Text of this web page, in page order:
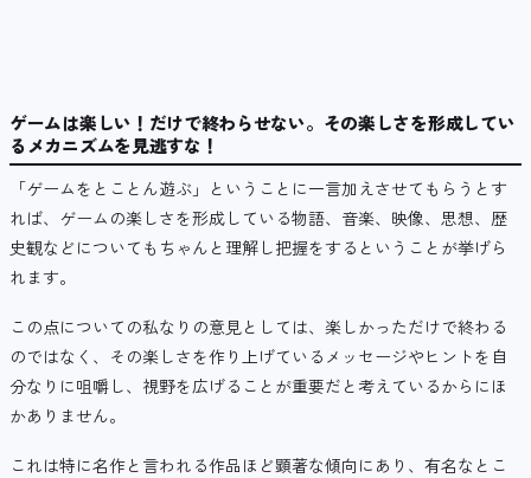
ゲームは楽しい！だけで終わらせない。その楽しさを形成してい
るメカニズムを見逃すな！
「ゲームをとことん遊ぶ」ということに一言加えさせてもらうとす
れば、ゲームの楽しさを形成している物語、音楽、映像、思想、歴
史観などについてもちゃんと理解し把握をするということが挙げら
れます。
この点についての私なりの意見としては、楽しかっただけで終わる
のではなく、その楽しさを作り上げているメッセージやヒントを自
分なりに咀嚼し、視野を広げることが重要だと考えているからにほ
かありません。
これは特に名作と言われる作品ほど顕著な傾向にあり、有名なとこ